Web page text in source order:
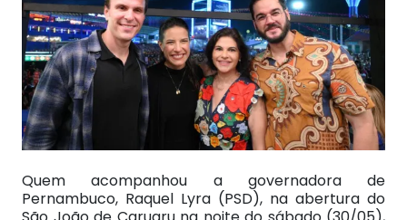
Quem acompanhou a governadora de
Pernambuco, Raquel Lyra (PSD), na abertura do